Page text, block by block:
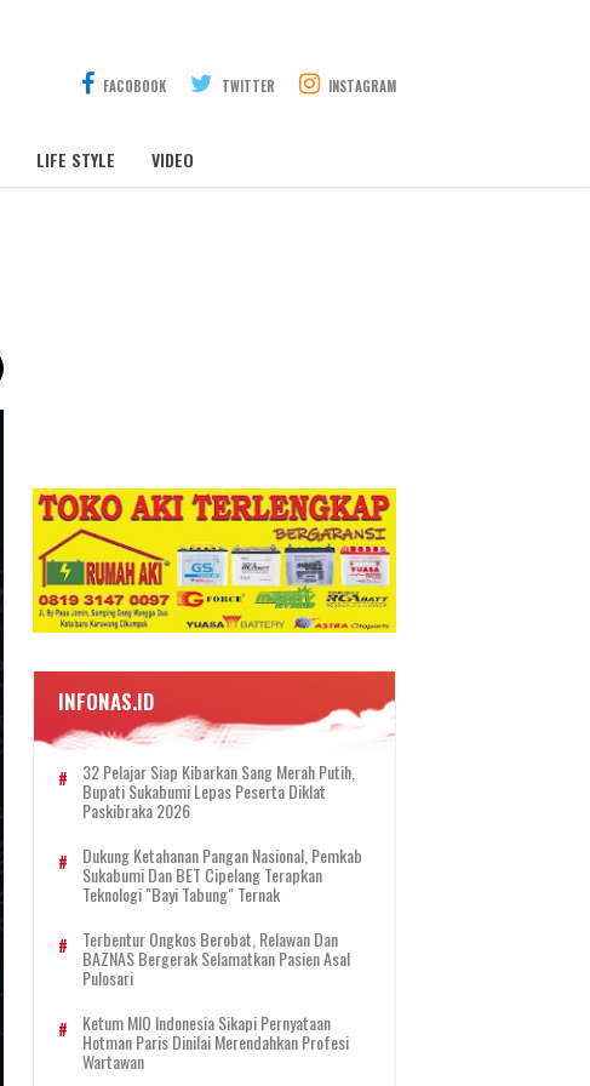
FACOBOOK TWITTER INSTAGRAM
LIFE STYLE VIDEO
INFONAS.ID
32 Pelajar Siap Kibarkan Sang Merah Putih,
Bupati Sukabumi Lepas Peserta Diklat
Paskibraka 2026
Dukung Ketahanan Pangan Nasional, Pemkab
Sukabumi Dan BET Cipelang Terapkan
Teknologi "Bayi Tabung" Ternak
Terbentur Ongkos Berobat, Relawan Dan
BAZNAS Bergerak Selamatkan Pasien Asal
Pulosari
Ketum MIO Indonesia Sikapi Pernyataan
Hotman Paris Dinilai Merendahkan Profesi
Wartawan